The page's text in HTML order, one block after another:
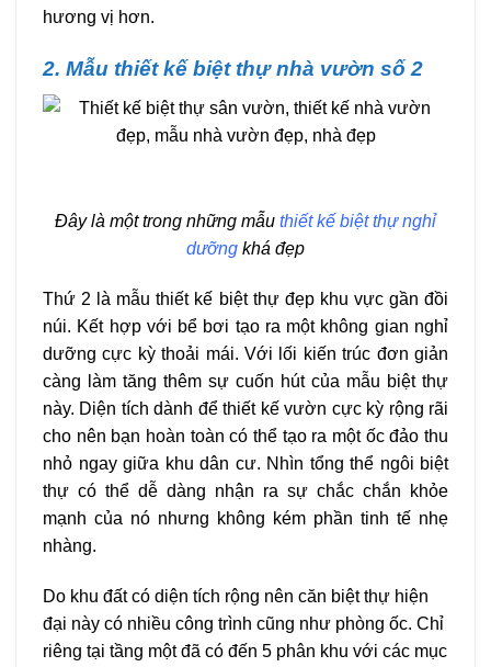
hương vị hơn.
2. Mẫu thiết kế biệt thự nhà vườn số 2
Đây là một trong những mẫu thiết kế biệt thự nghỉ
dưỡng khá đẹp
Thứ 2 là mẫu thiết kế biệt thự đẹp khu vực gần đồi
núi. Kết hợp với bể bơi tạo ra một không gian nghỉ
dưỡng cực kỳ thoải mái. Với lối kiến trúc đơn giản
càng làm tăng thêm sự cuốn hút của mẫu biệt thự
này. Diện tích dành để thiết kế vườn cực kỳ rộng rãi
cho nên bạn hoàn toàn có thể tạo ra một ốc đảo thu
nhỏ ngay giữa khu dân cư. Nhìn tổng thể ngôi biệt
thự có thể dễ dàng nhận ra sự chắc chắn khỏe
mạnh của nó nhưng không kém phần tinh tế nhẹ
nhàng.
Do khu đất có diện tích rộng nên căn biệt thự hiện
đại này có nhiều công trình cũng như phòng ốc. Chỉ
riêng tại tầng một đã có đến 5 phân khu với các mục